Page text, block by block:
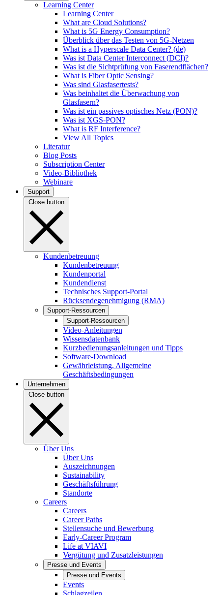
Learning Center
Learning Center
What are Cloud Solutions?
What is 5G Energy Consumption?
Überblick über das Testen von 5G-Netzen
What is a Hyperscale Data Center? (de)
Was ist Data Center Interconnect (DCI)?
Was ist die Sichtprüfung von Faserendflächen?
What is Fiber Optic Sensing?
Was sind Glasfasertests?
Was beinhaltet die Überwachung von
Glasfasern?
Was ist ein passives optisches Netz (PON)?
Was ist XGS-PON?
What is RF Interference?
View All Topics
Literatur
Blog Posts
Subscription Center
Video-Bibliothek
Webinare
Support
Close button
Kundenbetreuung
Kundenbetreuung
Kundenportal
Kundendienst
Technisches Support-Portal
Rücksendegenehmigung (RMA)
Support-Ressourcen
Support-Ressourcen
Video-Anleitungen
Wissensdatenbank
Kurzbedienungsanleitungen und Tipps
Software-Download
Gewährleistung, Allgemeine
Geschäftsbedingungen
Unternehmen
Close button
Über Uns
Über Uns
Auszeichnungen
Sustainability
Geschäftsführung
Standorte
Careers
Careers
Career Paths
Stellensuche und Bewerbung
Early-Career Program
Life at VIAVI
Vergütung und Zusatzleistungen
Presse und Events
Presse und Events
Events